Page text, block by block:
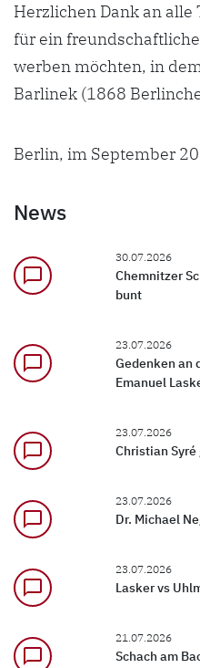
Herzlichen Dank an
für ein
werben möchten, in
Barlinek (1868
Berlin, im September
News
chat_bubble_outline
30.07.2026
Chemnitzer
bunt
chat_bubble_outline
23.07.2026
Gedenken an
Emanuel
chat_bubble_outline
23.07.2026
Christian
chat_bubble_outline
23.07.2026
Dr. Michael
chat_bubble_outline
23.07.2026
Lasker vs
chat_bubble_outline
21.07.2026
Schach am